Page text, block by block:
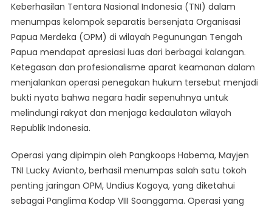
Dan
Humanis
Jaga
Kedamaian
Bumi
Cenderawasih
Keberhasilan Tentara Nasional Indonesia (TNI) dalam
menumpas kelompok separatis bersenjata Organisasi
Papua Merdeka (OPM) di wilayah Pegunungan Tengah
Papua mendapat apresiasi luas dari berbagai kalangan.
Ketegasan dan profesionalisme aparat keamanan dalam
menjalankan operasi penegakan hukum tersebut menjadi
bukti nyata bahwa negara hadir sepenuhnya untuk
melindungi rakyat dan menjaga kedaulatan wilayah
Republik Indonesia.
Operasi yang dipimpin oleh Pangkoops Habema, Mayjen
TNI Lucky Avianto, berhasil menumpas salah satu tokoh
penting jaringan OPM, Undius Kogoya, yang diketahui
sebagai Panglima Kodap VIII Soanggama. Operasi yang